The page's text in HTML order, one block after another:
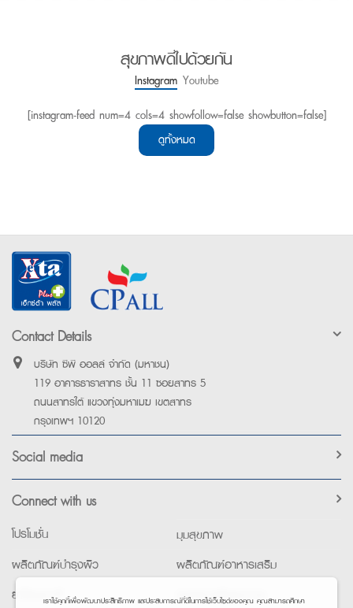
สุขภาพดีไปด้วยกัน
Instagram Youtube
[instagram-feed num=4 cols=4 showfollow=false showbutton=false]
ดูทั้งหมด
Contact Details
บริษัท ซีพี ออลล์ จำกัด (มหาชน)
119 อาคารธาราสาทร ชั้น 11 ซอยสาทร 5
ถนนสาทรใต้ แขวงทุ่งมหาเมฆ เขตสาทร
กรุงเทพฯ 10120
Social media
Connect with us
โปรโมชั่น
มุมสุขภาพ
ผลิตภัณฑ์บำรุงผิว
ผลิตภัณฑ์อาหารเสริม
ยาใช้เฉพาะที่
อุปกรณ์เพื่อสุขภาพ
เราใช้คุกกี้เพื่อพัฒนาประสิทธิภาพ และประสบการณ์ที่ดีในการใช้เว็บไซต์ของคุณ คุณสามารถศึกษา